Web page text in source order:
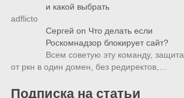
и какой выбрать
adflicto
Сергей on Что делать если
Роскомнадзор блокирует сайт?
Всем советую эту команду, защита
от ркн в один домен, без редиректов,…
Подписка на статьи